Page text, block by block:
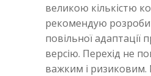
великою кількістю
рекомендую
повільної адаптації
версію. Перехід не
важким і